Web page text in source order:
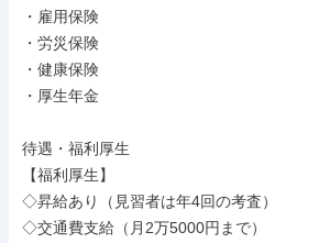
・雇用保険
・労災保険
・健康保険
・厚生年金
待遇・福利厚生
【福利厚生】
◇昇給あり（見習者は年4回の考査）
◇交通費支給（月2万5000円まで）